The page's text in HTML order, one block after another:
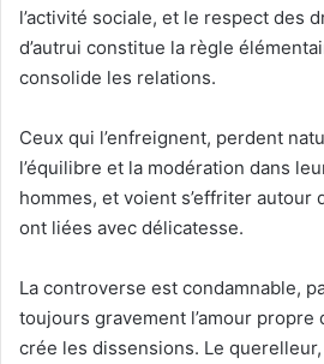
l’activité sociale, et le respect des
d’autrui constitue la règle
consolide les relations.
Ceux qui l’enfreignent, perdent
l’équilibre et la modération dans
hommes, et voient s’effriter autour
ont liées avec délicatesse.
La controverse est condamnable,
toujours gravement l’amour propre
crée les dissensions. Le